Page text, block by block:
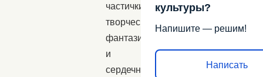
частички
творческой
фантазии
и
сердечной
культуры?
Напишите — решим!
Написать